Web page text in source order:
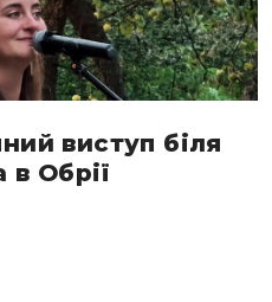
виступ біля
в Обрії